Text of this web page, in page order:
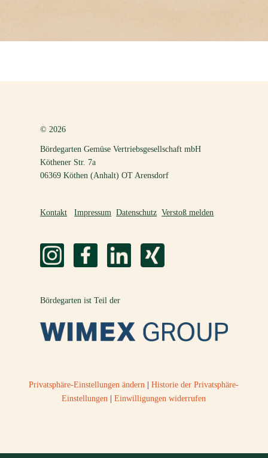
© 2026
Bördegarten Gemüse Vertriebsgesellschaft mbH
Köthener Str. 7a
06369 Köthen (Anhalt) OT Arensdorf
Kontakt Impressum Datenschutz Verstoß melden
Bördegarten ist Teil der
Privatsphäre-Einstellungen ändern |Historie der Privatsphäre-
Einstellungen |Einwilligungen widerrufen